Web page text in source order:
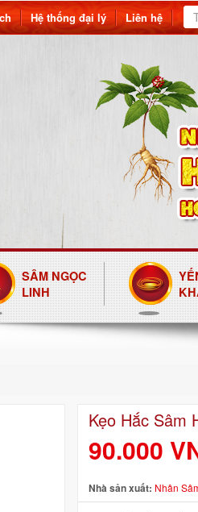
Hệ thống đại lý Liên hệ
SÂM NGỌC
LINH
Kẹo Hắc Sâm
90.000
Nhà sản xuất: Nhân